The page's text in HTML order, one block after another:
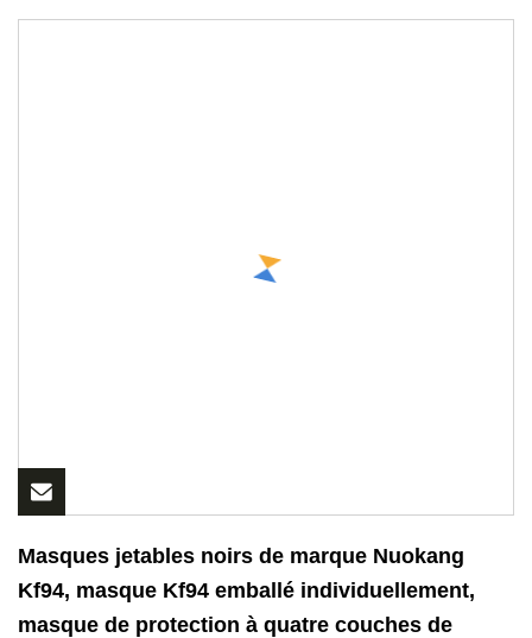
Masques jetables noirs de marque Nuokang
Kf94, masque Kf94 emballé individuellement,
masque de protection à quatre couches de